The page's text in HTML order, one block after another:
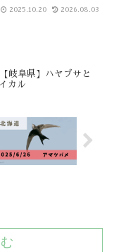
2025.10.20 2026.08.03
岐阜県】ハヤブサと
カル